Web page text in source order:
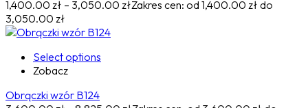
1,400.00 zł – 3,050.00 złZakres cen: od 1,400.00 zł do
3,050.00 zł
Select options
Zobacz
Obrączki wzór B124